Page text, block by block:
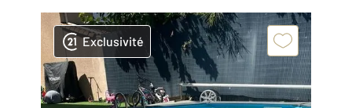
Exclusivité